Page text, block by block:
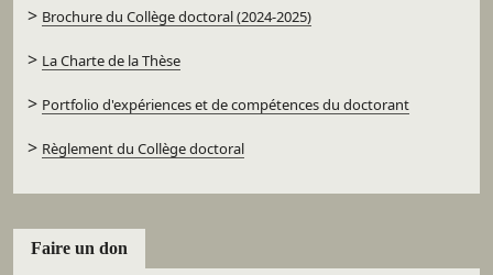
> Brochure du Collège doctoral (2024-2025)
> La Charte de la Thèse
> Portfolio d'expériences et de compétences du doctorant
> Règlement du Collège doctoral
Faire un don